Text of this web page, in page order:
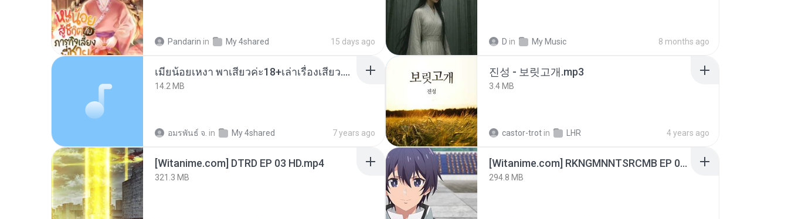
Pandarin in My 4shared 15 days ago D in My Music 8 months ago
เมียน้อยเหงา พาเสียวค่ะ18+เล่าเรื่องเสียว.mp3
14.2 MB
อมรพันธ์ จ. in My 4shared 7 years ago
진성 - 보릿고개.mp3
3.4 MB
castor-trot in LHR 4 years ago
[Witanime.com] DTRD EP 03 HD.mp4
321.3 MB
[Witanime.com] RKNGMNNTSRCMB EP 06 HD.mp4
294.8 MB